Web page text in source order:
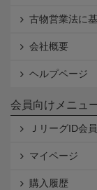
古物営業法に
会社概要
ヘルプページ
会員向けメニュ
ＪリーグID会
マイページ
購入履歴